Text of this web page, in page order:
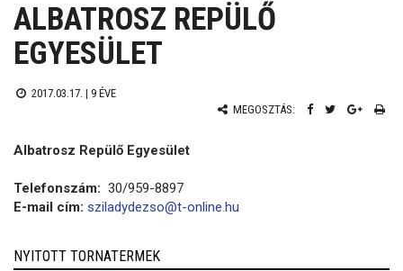
ALBATROSZ REPÜLŐ
EGYESÜLET
2017.03.17. | 9 ÉVE
MEGOSZTÁS:
Albatrosz Repülő Egyesület
Telefonszám: 30/959-8897
E-mail cím: sziladydezso@t-online.hu
NYITOTT TORNATERMEK